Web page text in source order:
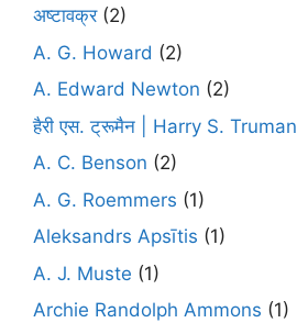
अष्टावक्र(2)
A. G. Howard (2)
A. Edward Newton (2)
हैरी एस. ट्रूमैन | Harry S. Truman
A. C. Benson (2)
A. G. Roemmers (1)
Aleksandrs Apsītis (1)
A. J. Muste (1)
Archie Randolph Ammons (1)